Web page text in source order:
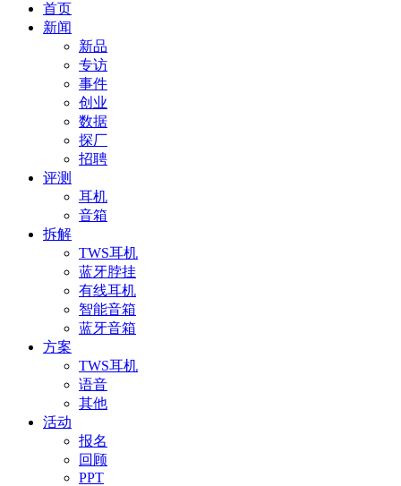
首页
新闻
新品
专访
事件
创业
数据
探厂
招聘
评测
耳机
音箱
拆解
TWS耳机
蓝牙脖挂
有线耳机
智能音箱
蓝牙音箱
方案
TWS耳机
语音
其他
活动
报名
回顾
PPT